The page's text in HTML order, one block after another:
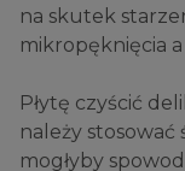
na skutek
mikropęknięcia
Płytę czyścić
należy
mogłyby